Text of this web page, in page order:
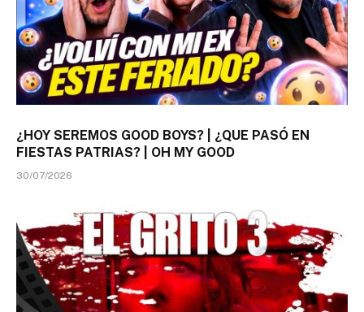
¿HOY SEREMOS GOOD BOYS? | ¿QUE PASÓ EN
FIESTAS PATRIAS? | OH MY GOOD
30/07/2026